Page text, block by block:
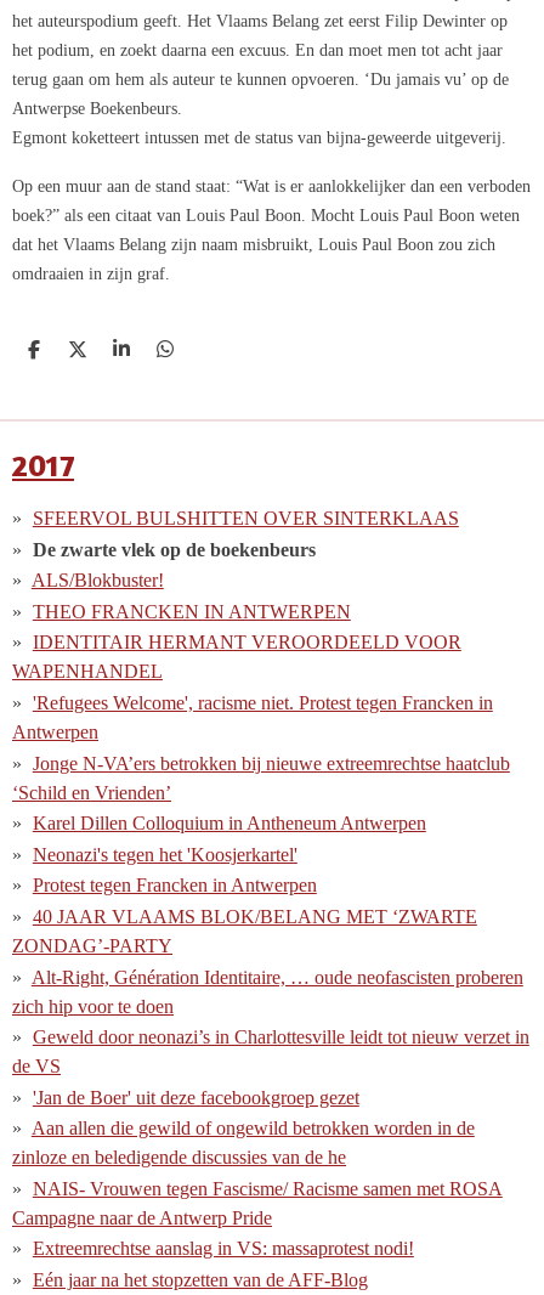
het auteurspodium geeft. Het Vlaams Belang zet eerst Filip Dewinter op
het podium, en zoekt daarna een excuus. En dan moet men tot acht jaar
terug gaan om hem als auteur te kunnen opvoeren. ‘Du jamais vu’ op de
Antwerpse Boekenbeurs.
Egmont koketteert intussen met de status van bijna-geweerde uitgeverij.
Op een muur aan de stand staat: “Wat is er aanlokkelijker dan een verboden
boek?” als een citaat van Louis Paul Boon. Mocht Louis Paul Boon weten
dat het Vlaams Belang zijn naam misbruikt, Louis Paul Boon zou zich
omdraaien in zijn graf.
D
D
S
D
2017
SFEERVOL BULSHITTEN OVER SINTERKLAAS
De zwarte vlek op de boekenbeurs
ALS/Blokbuster!
THEO FRANCKEN IN ANTWERPEN
IDENTITAIR HERMANT VEROORDEELD VOOR
WAPENHANDEL
'Refugees Welcome', racisme niet. Protest tegen Francken in
Antwerpen
Jonge N-VA’ers betrokken bij nieuwe extreemrechtse haatclub
‘Schild en Vrienden’
Karel Dillen Colloquium in Antheneum Antwerpen
Neonazi's tegen het 'Koosjerkartel'
Protest tegen Francken in Antwerpen
40 JAAR VLAAMS BLOK/BELANG MET ‘ZWARTE
ZONDAG’-PARTY
Alt-Right, Génération Identitaire, … oude neofascisten proberen
zich hip voor te doen
Geweld door neonazi’s in Charlottesville leidt tot nieuw verzet in
de VS
'Jan de Boer' uit deze facebookgroep gezet
Aan allen die gewild of ongewild betrokken worden in de
zinloze en beledigende discussies van de he
NAIS- Vrouwen tegen Fascisme/ Racisme samen met ROSA
Campagne naar de Antwerp Pride
Extreemrechtse aanslag in VS: massaprotest nodi!
Eén jaar na het stopzetten van de AFF-Blog